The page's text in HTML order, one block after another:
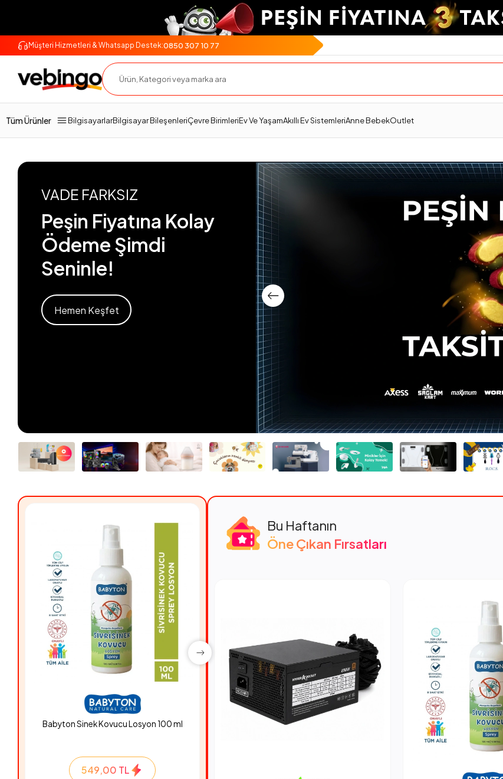
Müşteri Hizmetleri & Whatsapp Destek:0850 307 10 77
Tüm Ürünler BilgisayarlarBilgisayar BileşenleriÇevre BirimleriEv Ve YaşamAkıllı Ev SistemleriAnne BebekOutlet
VADE FARKSIZ
Peşin Fiyatına Kolay
Ödeme Şimdi
Seninle!
Hemen Keşfet
Babyton Sinek Kovucu Losyon 100 ml
549,00 TL
Hyper Rocket 850W PSU Güç Kaynağı
Bu Haftanın
Öne Çıkan Fırsatları